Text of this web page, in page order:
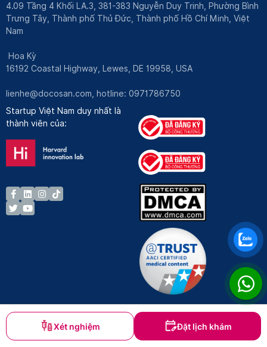
Xét nghiệm Đặt lịch khám
4.09 Tầng 4 Khối LA.3, 381-383 Nguyễn Duy Trinh, Phường Bình
Trưng Tây, Thành phố Thủ Đức, Thành phố Hồ Chí Minh, Việt
Nam
Hoa Kỳ
16192 Coastal Highway, Lewes, DE 19958, USA
lienhe@docosan.com , hotline: 0971786750
Startup Việt Nam duy nhất là
thành viên của:
Bản quyền © Docosan 2023